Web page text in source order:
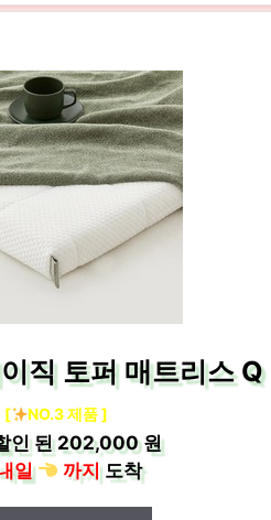
직 토퍼 매트리스 Q
[ NO.3 제품 ]
인 된202,000 원
일
까지도착